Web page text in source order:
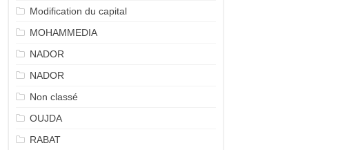
Modification du capital
MOHAMMEDIA
NADOR
NADOR
Non classé
OUJDA
RABAT